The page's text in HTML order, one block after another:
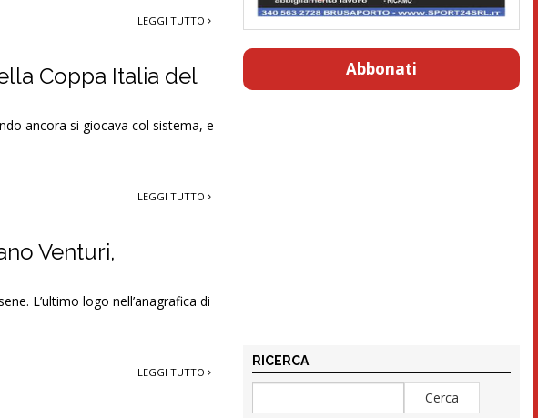
LEGGI TUTTO
Coppa Italia del
ancora si giocava col sistema, e
LEGGI TUTTO
Venturi,
L’ultimo logo nell’anagrafica di
LEGGI TUTTO
Abbonati
RICERCA